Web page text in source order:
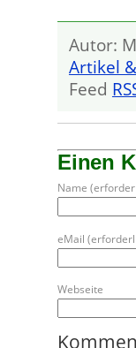
Autor:
Artikel
Feed
Einen
Name
eMail
Webseite